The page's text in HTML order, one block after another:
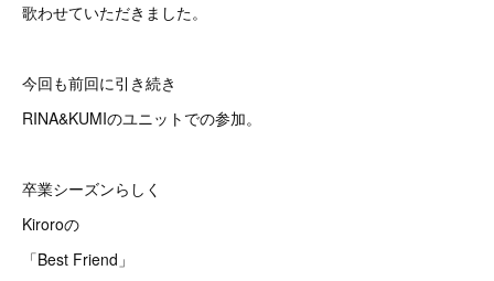
歌わせていただきました。
今回も前回に引き続き
RINA&KUMIのユニットでの参加。
卒業シーズンらしく
Kiroroの
「Best Friend」